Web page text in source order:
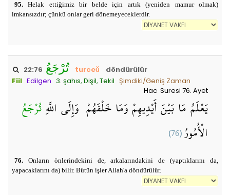
95.Helak ettiğimiz bir belde için artık (yeniden mamur olmak)
imkansızdır; çünkü onlar geri dönemeyeceklerdir.
22:76 تُرْجَعُ turceǔ
döndürülür
Fiil Edilgen 3. şahıs, Dişil, Tekil Şimdiki/Geniş Zaman
Hac Suresi 76. Ayet
يَعْلَمُ مَا بَيْنَ أَيْدِيهِمْ وَمَا خَلْفَهُمْ ۗ وَإِلَى اللَّهِتُرْجَعُ
الْأُمُورُ(76)
76. Onların önlerindekini de, arkalarındakini de (yaptıklarını da,
yapacaklarını da) bilir. Bütün işler Allah'a döndürülür.